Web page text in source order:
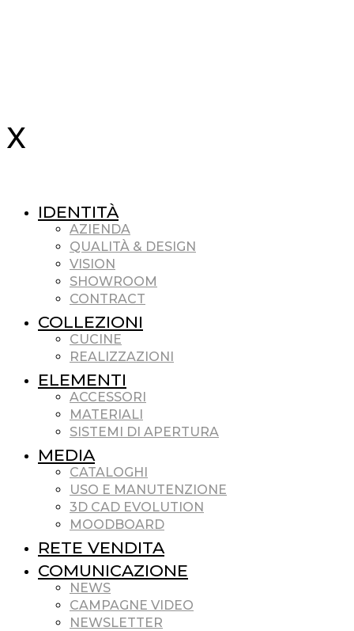
IDENTITÀ
AZIENDA
QUALITÀ & DESIGN
VISION
SHOWROOM
CONTRACT
COLLEZIONI
CUCINE
REALIZZAZIONI
ELEMENTI
ACCESSORI
MATERIALI
SISTEMI DI APERTURA
MEDIA
CATALOGHI
USO E MANUTENZIONE
3D CAD EVOLUTION
MOODBOARD
RETE VENDITA
COMUNICAZIONE
NEWS
CAMPAGNE VIDEO
NEWSLETTER